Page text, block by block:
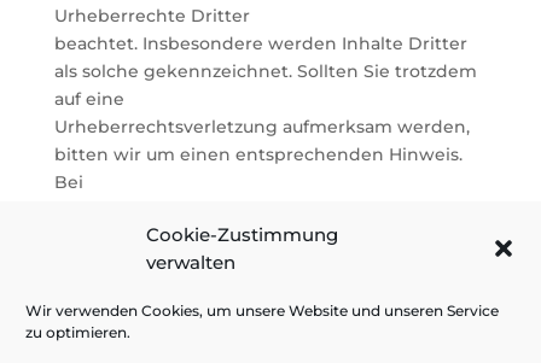
Cookie-Zustimmung
verwalten
Wir verwenden Cookies, um unsere Website und unseren Service
zu optimieren.
Urheberrechte Dritter
beachtet. Insbesondere werden Inhalte Dritter
als solche gekennzeichnet. Sollten Sie trotzdem
auf eine
Urheberrechtsverletzung aufmerksam werden,
bitten wir um einen entsprechenden Hinweis.
Bei
werden wir derartige Inhalte umgehend
entfernen.
Quelle:
https://www.e-recht24.de